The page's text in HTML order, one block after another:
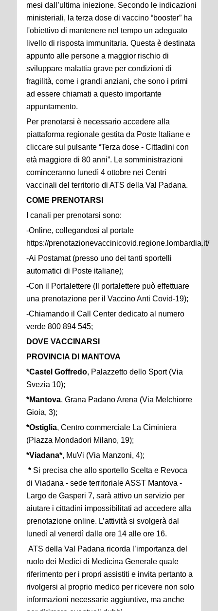
mesi dall’ultima iniezione. Secondo le indicazioni
ministeriali, la terza dose di vaccino “booster” ha
l'obiettivo di mantenere nel tempo un adeguato
livello di risposta immunitaria. Questa è destinata
appunto alle persone a maggior rischio di
sviluppare malattia grave per condizioni di
fragilità, come i grandi anziani, che sono i primi
ad essere chiamati a questo importante
appuntamento.
Per prenotarsi è necessario accedere alla
piattaforma regionale gestita da Poste Italiane e
cliccare sul pulsante “Terza dose - Cittadini con
età maggiore di 80 anni”. Le somministrazioni
cominceranno lunedì 4 ottobre nei Centri
vaccinali del territorio di ATS della Val Padana.
COME PRENOTARSI
I canali per prenotarsi sono:
-Online, collegandosi al portale
https://prenotazionevaccinicovid.regione.lombardia.it/
-Ai Postamat (presso uno dei tanti sportelli
automatici di Poste italiane);
-Con il Portalettere (Il portalettere può effettuare
una prenotazione per il Vaccino Anti Covid-19);
-Chiamando il Call Center dedicato al numero
verde 800 894 545;
DOVE VACCINARSI
PROVINCIA DI MANTOVA
*Castel Goffredo, Palazzetto dello Sport (Via
Svezia 10);
*Mantova, Grana Padano Arena (Via Melchiorre
Gioia, 3);
*Ostiglia, Centro commerciale La Ciminiera
(Piazza Mondadori Milano, 19);
*Viadana*, MuVi (Via Manzoni, 4);
* Si precisa che allo sportello Scelta e Revoca
di Viadana - sede territoriale ASST Mantova -
Largo de Gasperi 7, sarà attivo un servizio per
aiutare i cittadini impossibilitati ad accedere alla
prenotazione online. L’attività si svolgerà dal
lunedì al venerdì dalle ore 14 alle ore 16.
ATS della Val Padana ricorda l’importanza del
ruolo dei Medici di Medicina Generale quale
riferimento per i propri assistiti e invita pertanto a
rivolgersi al proprio medico per ricevere non solo
informazioni necessarie aggiuntive, ma anche